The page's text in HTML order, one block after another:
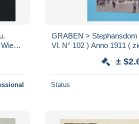
I
GRABEN > Stephansdom
Vl. N° 102 ) Anno 1911 (
±
Status